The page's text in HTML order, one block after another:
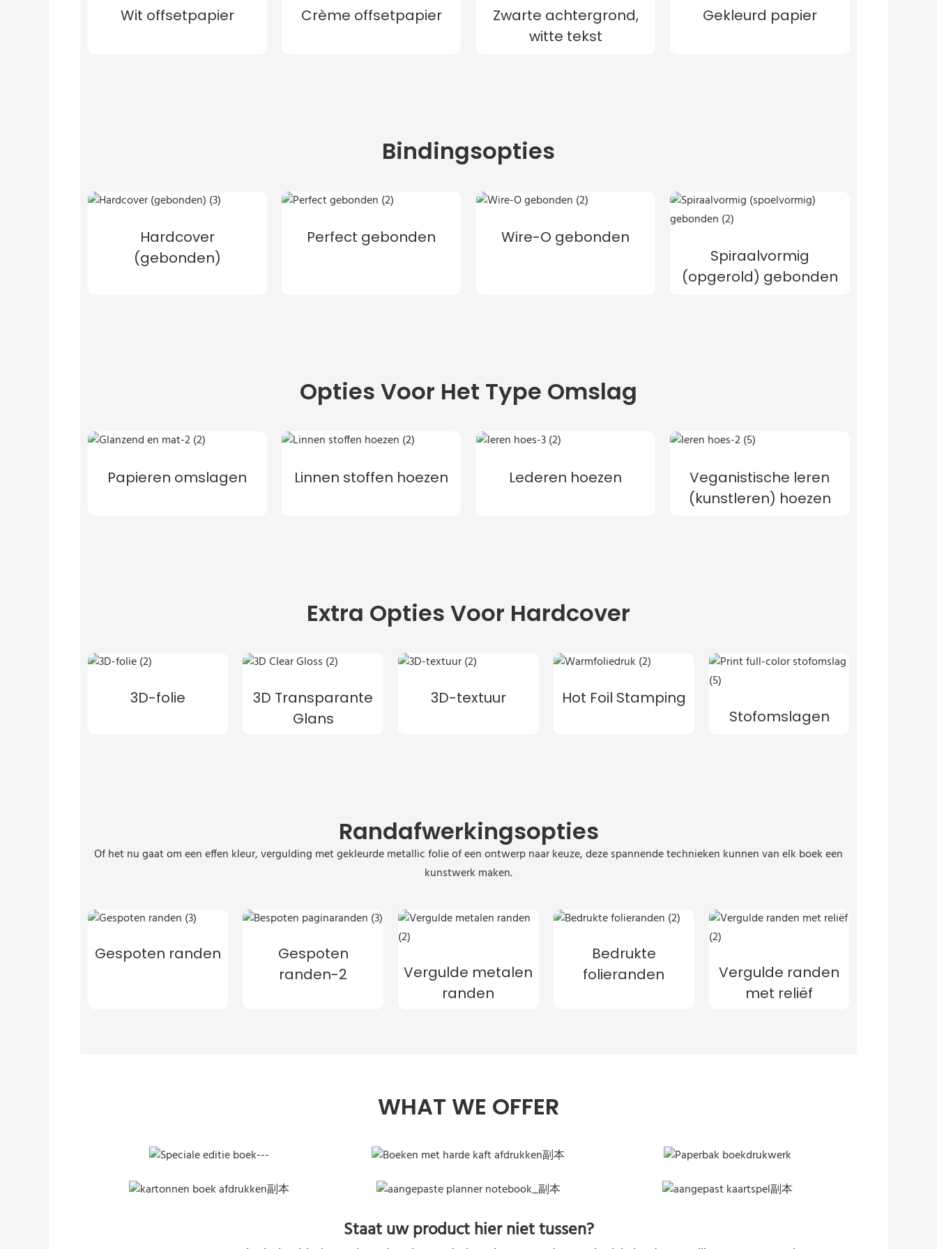
Wit offsetpapier Crème offsetpapier
Zwarte achtergrond,
witte tekst
Gekleurd papier
Bindingsopties
Hardcover
(gebonden)
Perfect gebonden
Wire-O gebonden
Spiraalvormig
(opgerold) gebonden
Opties Voor Het Type Omslag
Papieren omslagen Linnen stoffen hoezen Lederen hoezen
Veganistische leren
(kunstleren) hoezen
Extra Opties Voor Hardcover
3D-folie
3D Transparante
Glans
3D-textuur
Hot Foil Stamping
Stofomslagen
Randafwerkingsopties
Of het nu gaat om een ​​effen kleur, vergulding met gekleurde metallic folie of een ontwerp naar keuze, deze spannende technieken kunnen van elk boek een
kunstwerk maken.
Gespoten randen
Gespoten
randen-2
Vergulde metalen
randen
Bedrukte
folieranden
Vergulde randen
met reliëf
WHAT WE OFFER
Staat uw product hier niet tussen?